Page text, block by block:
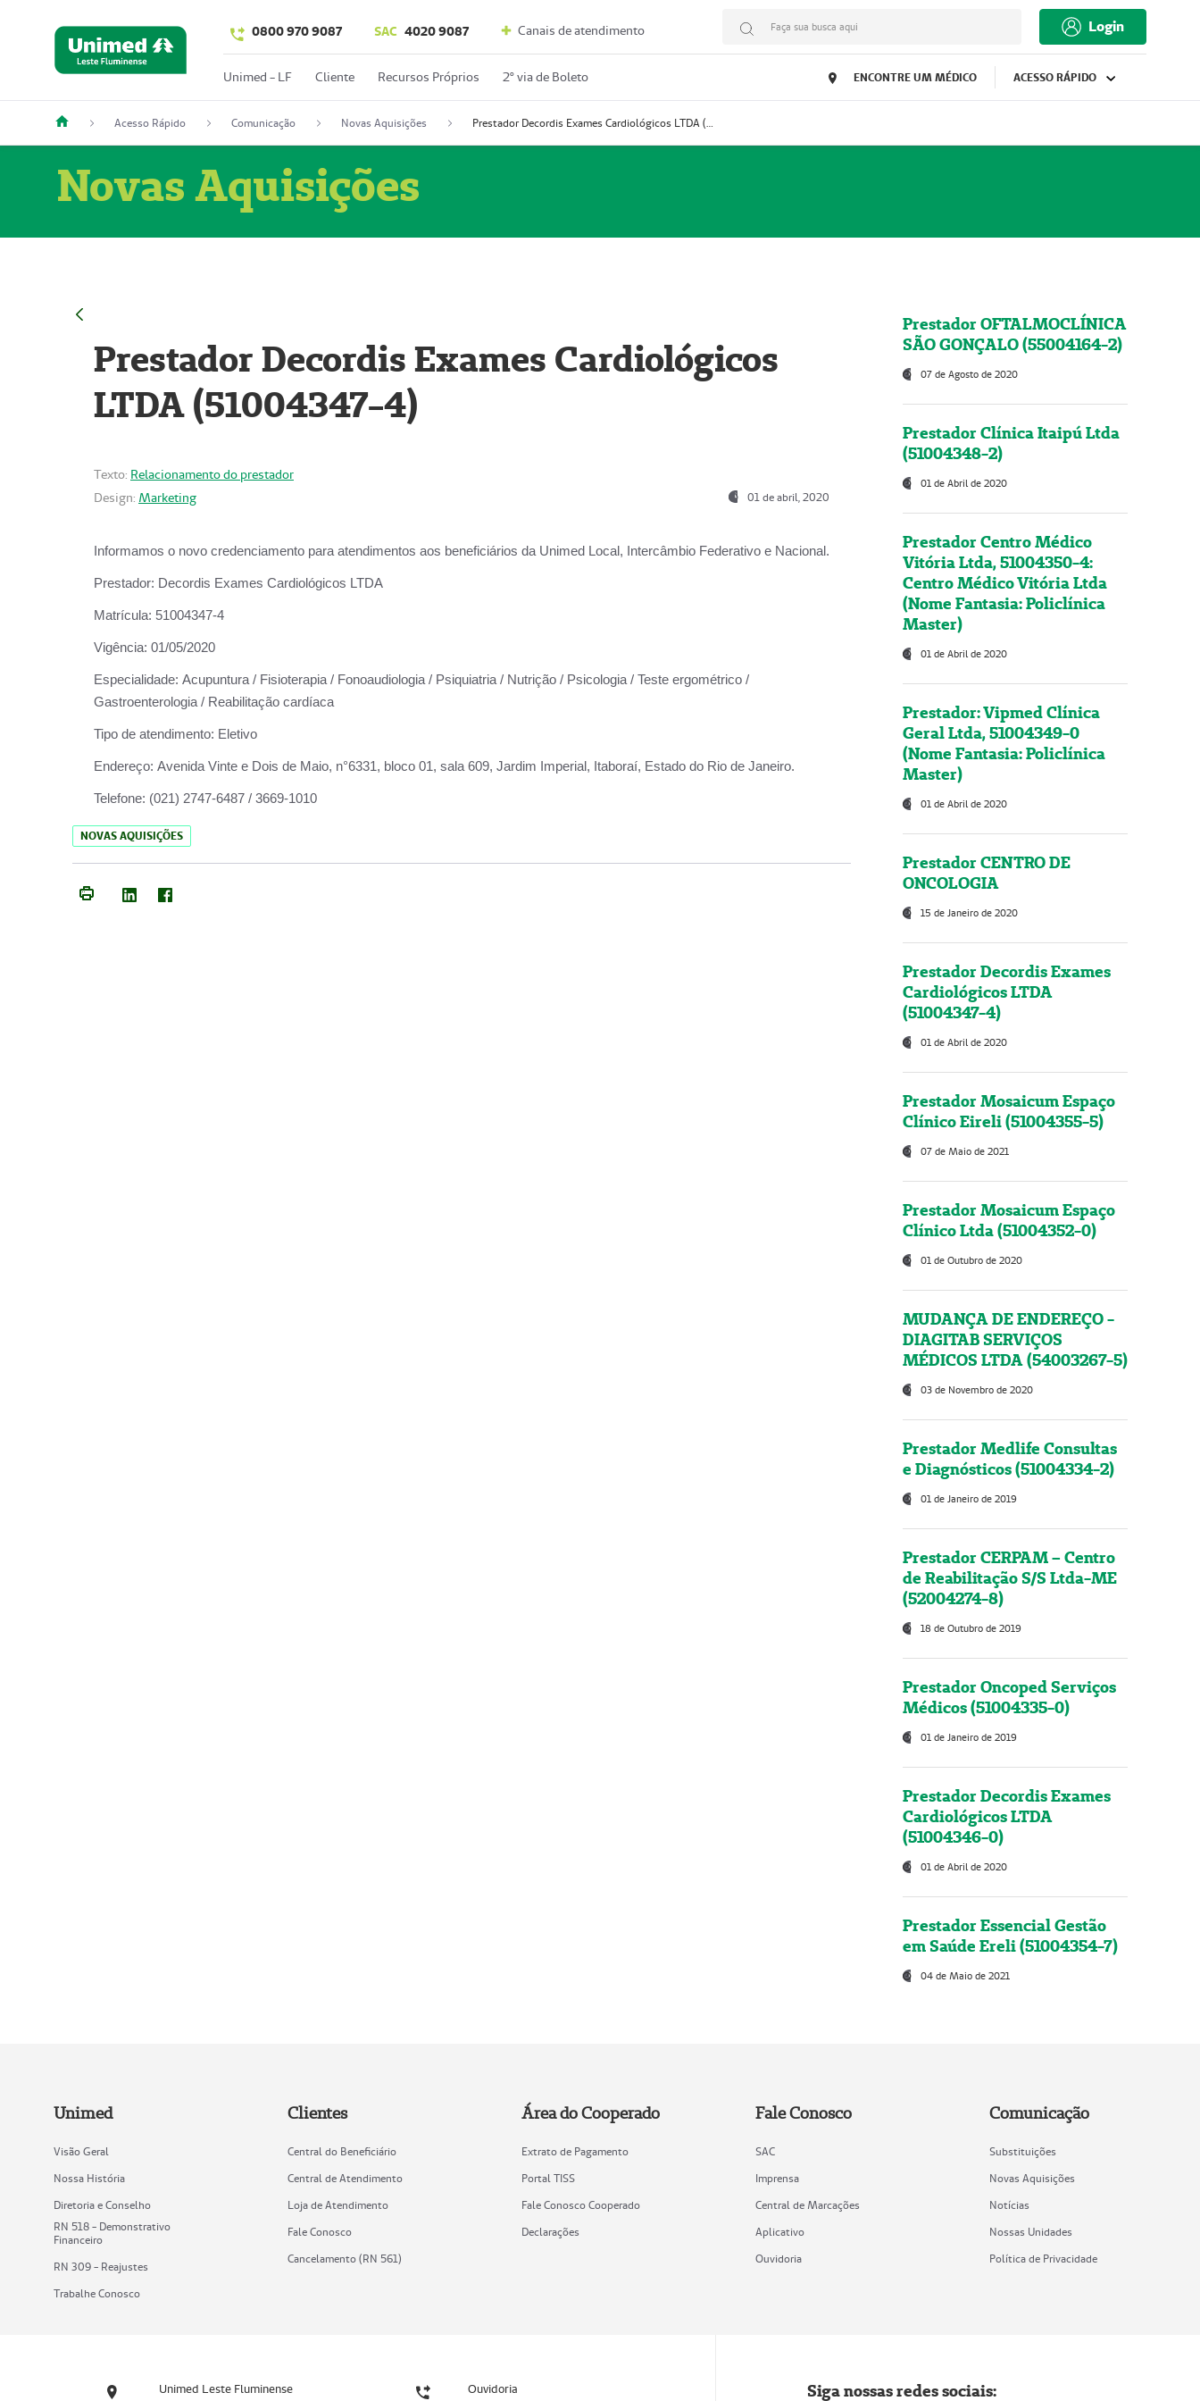
0800 970 9087 SAC 4020 9087 Canais de atendimento Faça sua busca aqui Login
Unimed - LF Cliente Recursos Próprios 2º via de Boleto ENCONTRE UM MÉDICO ACESSO RÁPIDO
Acesso Rápido Comunicação Novas Aquisições Prestador Decordis Exames Cardiológicos LTDA (51004347-4)
Novas Aquisições
Prestador Decordis Exames Cardiológicos
LTDA (51004347-4)
Texto: Relacionamento do prestador
Design: Marketing 01 de abril, 2020
Informamos o novo credenciamento para atendimentos aos beneficiários da Unimed Local, Intercâmbio Federativo e Nacional.
Prestador: Decordis Exames Cardiológicos LTDA
Matrícula: 51004347-4
Vigência: 01/05/2020
Especialidade: Acupuntura / Fisioterapia / Fonoaudiologia / Psiquiatria / Nutrição / Psicologia / Teste ergométrico /
Gastroenterologia / Reabilitação cardíaca
Tipo de atendimento: Eletivo
Endereço: Avenida Vinte e Dois de Maio, n°6331, bloco 01, sala 609, Jardim Imperial, Itaboraí, Estado do Rio de Janeiro.
Telefone: (021) 2747-6487 / 3669-1010
NOVAS AQUISIÇÕES
Prestador OFTALMOCLÍNICA
SÃO GONÇALO (55004164-2)
07 de Agosto de 2020
Prestador Clínica Itaipú Ltda
(51004348-2)
01 de Abril de 2020
Prestador Centro Médico
Vitória Ltda, 51004350-4:
Centro Médico Vitória Ltda
(Nome Fantasia: Policlínica
Master)
01 de Abril de 2020
Prestador: Vipmed Clínica
Geral Ltda, 51004349-0
(Nome Fantasia: Policlínica
Master)
01 de Abril de 2020
Prestador CENTRO DE
ONCOLOGIA
15 de Janeiro de 2020
Prestador Decordis Exames
Cardiológicos LTDA
(51004347-4)
01 de Abril de 2020
Prestador Mosaicum Espaço
Clínico Eireli (51004355-5)
07 de Maio de 2021
Prestador Mosaicum Espaço
Clínico Ltda (51004352-0)
01 de Outubro de 2020
MUDANÇA DE ENDEREÇO -
DIAGITAB SERVIÇOS
MÉDICOS LTDA (54003267-5)
03 de Novembro de 2020
Prestador Medlife Consultas
e Diagnósticos (51004334-2)
01 de Janeiro de 2019
Prestador CERPAM – Centro
de Reabilitação S/S Ltda-ME
(52004274-8)
18 de Outubro de 2019
Prestador Oncoped Serviços
Médicos (51004335-0)
01 de Janeiro de 2019
Prestador Decordis Exames
Cardiológicos LTDA
(51004346-0)
01 de Abril de 2020
Prestador Essencial Gestão
em Saúde Ereli (51004354-7)
04 de Maio de 2021
Unimed
Visão Geral
Nossa História
Diretoria e Conselho
RN 518 - Demonstrativo
Financeiro
RN 309 - Reajustes
Trabalhe Conosco
Clientes
Central do Beneficiário
Central de Atendimento
Loja de Atendimento
Fale Conosco
Cancelamento (RN 561)
Área do Cooperado
Extrato de Pagamento
Portal TISS
Fale Conosco Cooperado
Declarações
Fale Conosco
SAC
Imprensa
Central de Marcações
Aplicativo
Ouvidoria
Comunicação
Substituições
Novas Aquisições
Notícias
Nossas Unidades
Política de Privacidade
Unimed Leste Fluminense Ouvidoria Siga nossas redes sociais: